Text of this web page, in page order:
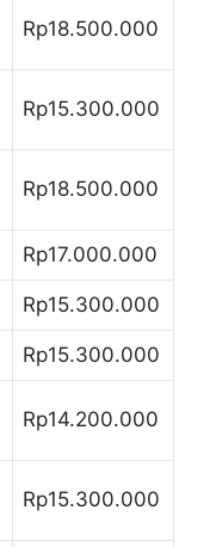
Rp18.500.000
Rp15.300.000
Rp18.500.000
Rp17.000.000
Rp15.300.000
Rp15.300.000
Rp14.200.000
Rp15.300.000